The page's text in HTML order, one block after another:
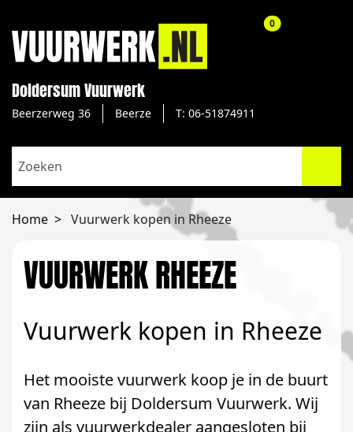
Doldersum Vuurwerk
Beerzerweg 36 Beerze T: 06-51874911
0aantal
Home Vuurwerk kopen in Rheeze
VUURWERK RHEEZE
Vuurwerk kopen in Rheeze
Het mooiste vuurwerk koop je in de buurt
van Rheeze bij Doldersum Vuurwerk. Wij
zijn als vuurwerkdealer aangesloten bij